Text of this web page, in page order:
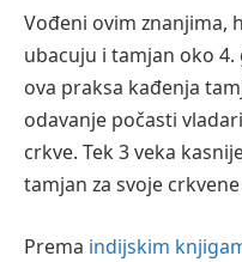
Vođeni ovim znanjima,
ubacuju i tamjan oko
ova praksa kađenja
odavanje počasti
crkve. Tek 3 veka
tamjan za svoje
Prema indijskim